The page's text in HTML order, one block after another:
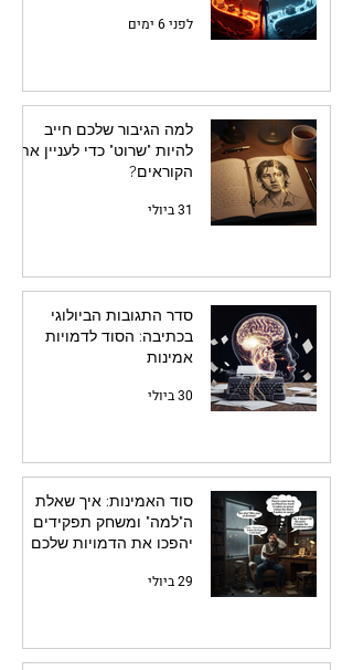
לפני 6 ימים
למה הגיבור שלכם חייב
להיות "שרוט" כדי לעניין את
הקוראים?
31 ביולי
סדר התגובות הביולוגי
בכתיבה: הסוד לדמויות
אמינות
30 ביולי
סוד האמינות: איך שאלת
ה"למה" ומשחק תפקידים
יהפכו את הדמויות שלכם
29 ביולי